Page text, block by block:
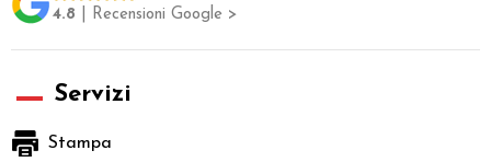
4.8 | Recensioni Google >
Servizi
Stampa